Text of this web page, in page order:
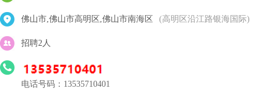
佛山市,佛山市高明区,佛山市南海区 (高明区沿江路银海国际)
招聘2人
电话号码：13535710401